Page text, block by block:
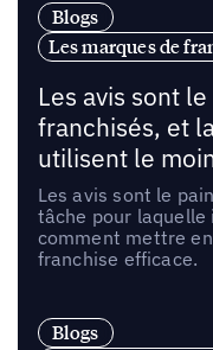
Blogs
Les marques de
Les avis sont
franchisés, et
utilisent le
Les avis sont le
tâche pour laquelle
comment mettre
franchise efficace.
Blogs